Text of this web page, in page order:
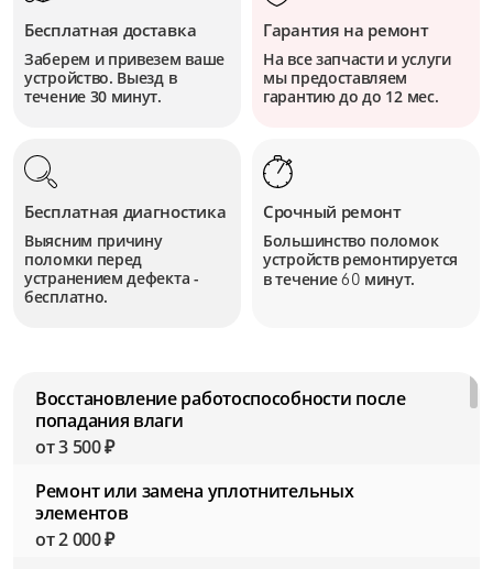
Бесплатная доставка
Заберем и привезем ваше
устройство. Выезд в
течение 30 минут.
Гарантия на ремонт
На все запчасти и услуги
мы предоставляем
гарантию до до 12 мес.
Бесплатная диагностика
Выясним причину
поломки перед
устранением дефекта -
бесплатно.
Срочный ремонт
Большинство поломок
устройств ремонтируется
в течение60 минут.
Восстановление работоспособности после
попадания влаги
от 3 500 ₽
Ремонт или замена уплотнительных
элементов
от 2 000 ₽